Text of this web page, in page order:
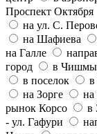
Проспект Октября
на ул. С.
на Шафиева
на Галле
город
в Чишмы
в поселок
на Зорге
на
рынок Корсо
в
- ул. Гафури